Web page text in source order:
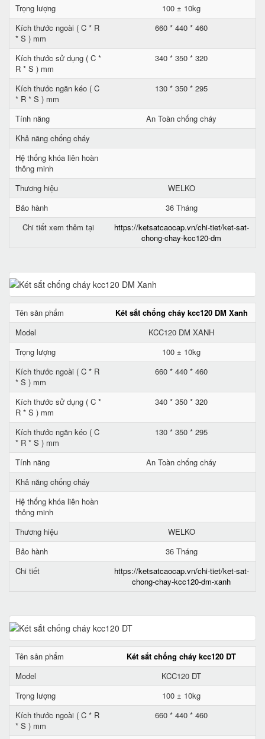
Trọng lượng
100 ± 10kg
Kích thước ngoài ( C * R
* S ) mm
660 * 440 * 460
Kích thước sử dụng ( C *
R * S ) mm
340 * 350 * 320
Kích thước ngăn kéo ( C
* R * S ) mm
130 * 350 * 295
Tính năng
An Toàn chống cháy
Khả năng chống cháy
Hệ thống khóa liên hoàn
thông minh
Thương hiệu
WELKO
Bảo hành
36 Tháng
Chi tiết xem thêm tại
https://ketsatcaocap.vn/chi-tiet/ket-sat-
chong-chay-kcc120-dm
Tên sản phẩm
Két sắt chống cháy kcc120 DM Xanh
Model
KCC120 DM XANH
Trọng lượng
100 ± 10kg
Kích thước ngoài ( C * R
* S ) mm
660 * 440 * 460
Kích thước sử dụng ( C *
R * S ) mm
340 * 350 * 320
Kích thước ngăn kéo ( C
* R * S ) mm
130 * 350 * 295
Tính năng
An Toàn chống cháy
Khả năng chống cháy
Hệ thống khóa liên hoàn
thông minh
Thương hiệu
WELKO
Bảo hành
36 Tháng
Chi tiết
https://ketsatcaocap.vn/chi-tiet/ket-sat-
chong-chay-kcc120-dm-xanh
Tên sản phẩm
Két sắt chống cháy kcc120 DT
Model
KCC120 DT
Trọng lượng
100 ± 10kg
Kích thước ngoài ( C * R
* S ) mm
660 * 440 * 460